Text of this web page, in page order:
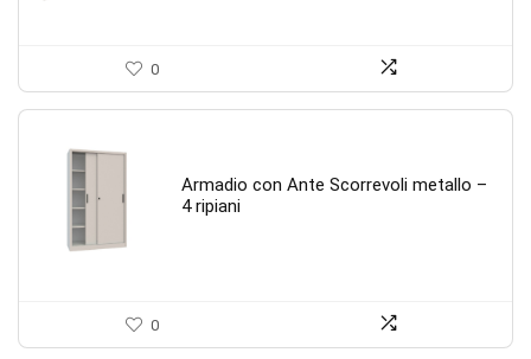
0
Armadio con Ante Scorrevoli metallo –
4 ripiani
0